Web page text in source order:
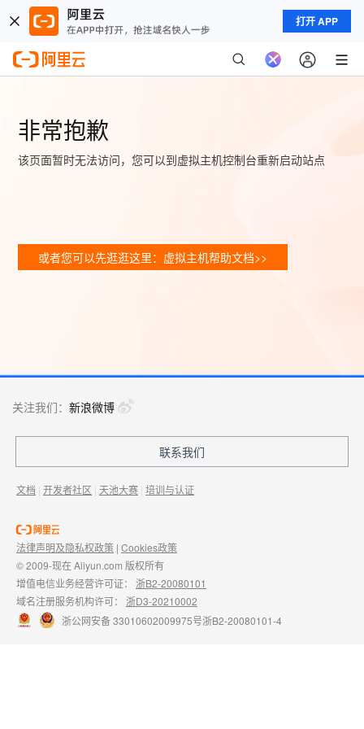
打开 APP
非常抱歉
该页面暂时无法访问，您可以到虚拟主机控制台重新启动站点
或者您可以先逛逛这里：虚拟主机帮助文档>>